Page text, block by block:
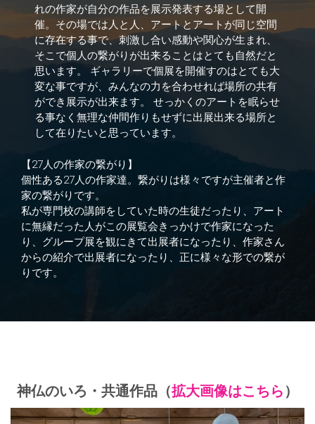
れの作家が自分の作品を展示発表する場として開
催。その場では人と人、アートとアートが同じ空間
に存在する事で、刺激し合い感動や関心が生まれ、
そこで個人の繋がりが出来ることはとても自然だと
思います。 ギャラリーで個展を開催すのはとても大
変な事ですが、みんなの力を合わせれば場所の共有
ができ展示が出来ます。 せっかくのアートを眠らせ
る事なく無理な仲間作りもせずに出展出来る場所と
して在りたいと思っています。
【27人の作家の繋がり】
個性ある27人の作家達。繋がりは様々ですが主催者と作
家の繋がりです。
私が専門校の講師をしていた時の生徒だったり、アート
に無縁だった人がこの展覧会きっかけで作家になった
り、グループ展を観にきて出展者になったり、作家さん
からの紹介で出展者になったり、正に様々な形での繋が
りです。
神仏のいろ・共通作品（拡大画像はこちら ）